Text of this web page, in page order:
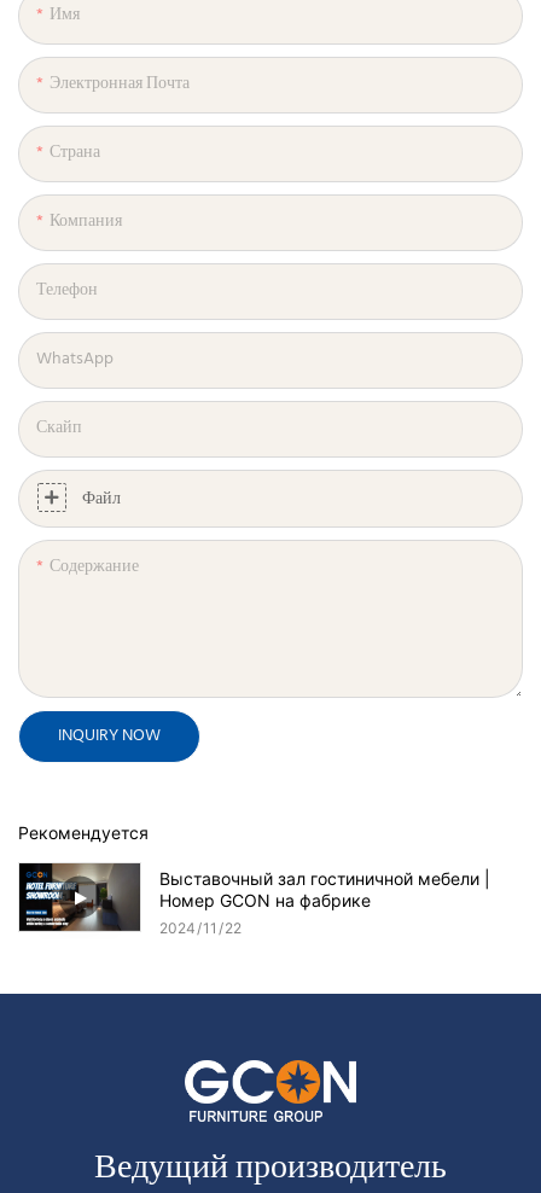
Имя
Электронная Почта
Страна
Компания
Телефон
WhatsApp
Скайп
Файл
Содержание
INQUIRY NOW
Рекомендуется
Выставочный зал гостиничной мебели |
Номер GCON на фабрике
2024 11 22
Ведущий производитель